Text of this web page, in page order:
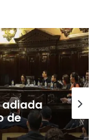
adiada
de